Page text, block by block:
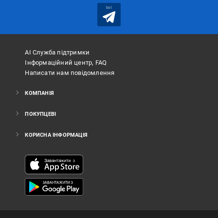
bot
АІ Служба підтримки
Інформаційний центр, FAQ
Написати нам повідомлення
КОМПАНІЯ
ПОКУПЦЕВІ
КОРИСНА ІНФОРМАЦІЯ